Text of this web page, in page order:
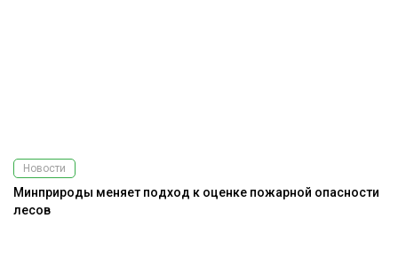
Новости
Минприроды меняет подход к оценке пожарной опасности
лесов